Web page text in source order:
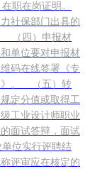
职在岗证明。
社保部门出具的
（四）申报材
单位要对申报材
码在线签署《专
》。 （五）转
定分值或取得工
工业设计师职业
面试答辩，面试
位实行评聘结
评审应在核定的